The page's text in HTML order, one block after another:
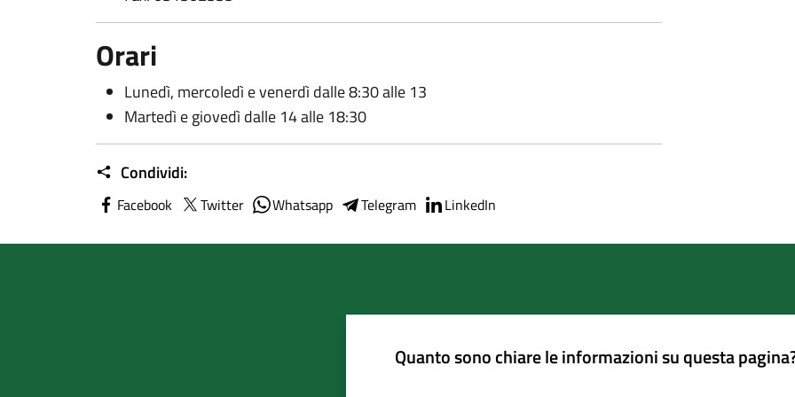
Orari
Lunedì, mercoledì e venerdì dalle 8:30 alle 13
Martedì e giovedì dalle 14 alle 18:30
Condividi:
Facebook Twitter Whatsapp Telegram LinkedIn
Quanto sono chiare le informazioni su questa